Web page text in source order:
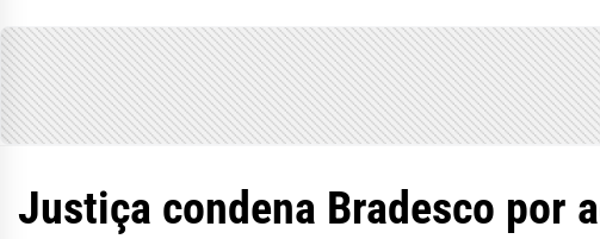
Justiça condena Bradesco por